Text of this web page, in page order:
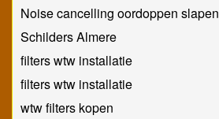
Noise cancelling oordoppen slapen
Schilders Almere
filters wtw installatie
filters wtw installatie
wtw filters kopen